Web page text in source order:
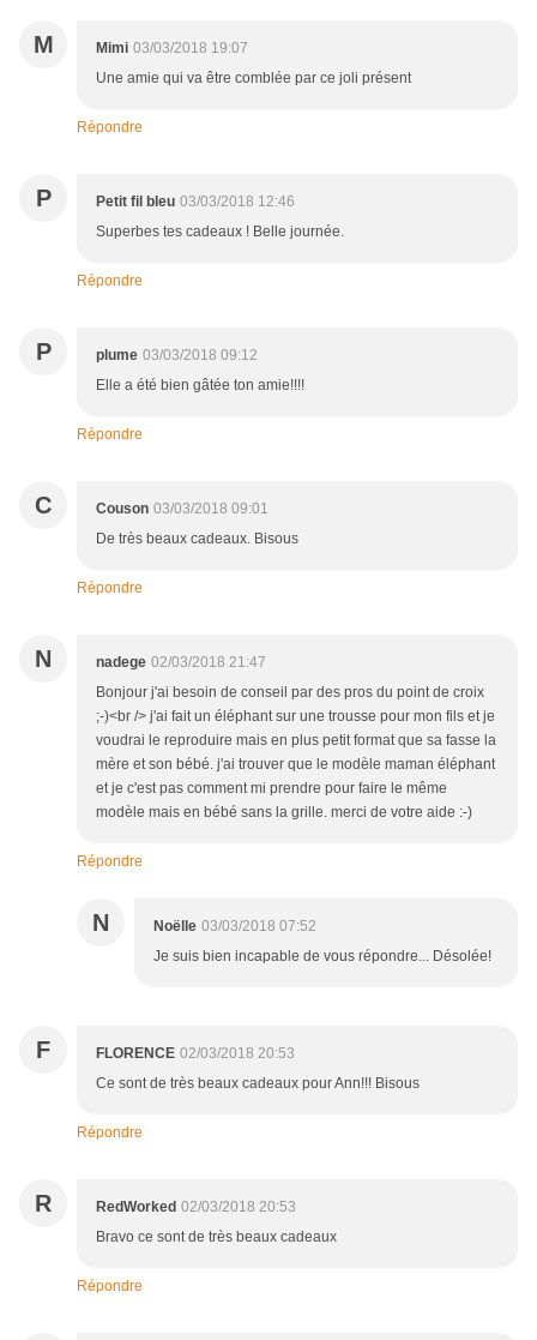
M Mimi 03/03/2018 19:07
Une amie qui va être comblée par ce joli présent
Répondre
P Petit fil bleu 03/03/2018 12:46
Superbes tes cadeaux ! Belle journée.
Répondre
P plume 03/03/2018 09:12
Elle a été bien gâtée ton amie!!!!
Répondre
C Couson 03/03/2018 09:01
De très beaux cadeaux. Bisous
Répondre
N nadege 02/03/2018 21:47
Bonjour j'ai besoin de conseil par des pros du point de croix
;-)<br /> j'ai fait un éléphant sur une trousse pour mon fils et je
voudrai le reproduire mais en plus petit format que sa fasse la
mère et son bébé. j'ai trouver que le modèle maman éléphant
et je c'est pas comment mi prendre pour faire le même
modèle mais en bébé sans la grille. merci de votre aide :-)
Répondre
N Noëlle 03/03/2018 07:52
Je suis bien incapable de vous répondre... Désolée!
F FLORENCE 02/03/2018 20:53
Ce sont de très beaux cadeaux pour Ann!!! Bisous
Répondre
R RedWorked 02/03/2018 20:53
Bravo ce sont de très beaux cadeaux
Répondre